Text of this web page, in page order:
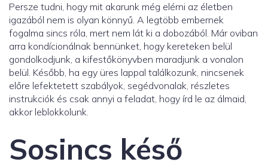
Persze tudni, hogy mit akarunk még elérni az életben
igazából nem is olyan könnyű. A legtöbb embernek
fogalma sincs róla, mert nem lát ki a dobozából. Már oviban
arra kondícionálnak bennünket, hogy kereteken belül
gondolkodjunk, a kifestőkönyvben maradjunk a vonalon
belül. Később, ha egy üres lappal találkozunk, nincsenek
előre lefektetett szabályok, segédvonalak, részletes
instrukciók és csak annyi a feladat, hogy írd le az álmaid,
akkor leblokkolunk.
Sosincs késő